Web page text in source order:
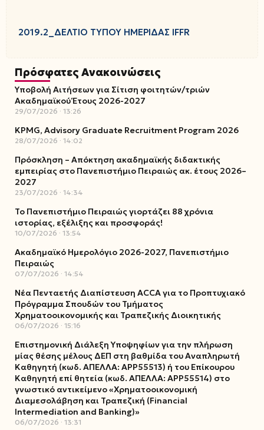
2019.2_ΔΕΛΤΙΟ ΤΥΠΟΥ ΗΜΕΡΙΔΑΣ IFFR
Πρόσφατες Ανακοινώσεις
Υποβολή Αιτήσεων για Σίτιση φοιτητών/τριών
Ακαδημαϊκού Έτους 2026-2027
29/07/2026 13:26
KPMG, Advisory Graduate Recruitment Program 2026
28/07/2026 14:02
Πρόσκληση – Απόκτηση ακαδημαϊκής διδακτικής
εμπειρίας στο Πανεπιστήμιο Πειραιώς ακ. έτους 2026–
2027
23/07/2026 14:34
Το Πανεπιστήμιο Πειραιώς γιορτάζει 88 χρόνια
ιστορίας, εξέλιξης και προσφοράς!
10/07/2026 13:54
Ακαδημαϊκό Ημερολόγιο 2026-2027, Πανεπιστήμιο
Πειραιώς
07/07/2026 14:54
Νέα Πενταετής Διαπίστευση ACCA για το Προπτυχιακό
Πρόγραμμα Σπουδών του Τμήματος
Χρηματοοικονομικής και Τραπεζικής Διοικητικής
06/07/2026 15:16
Επιστημονική Διάλεξη Υποψηφίων για την πλήρωση
μίας θέσης μέλους ΔΕΠ στη βαθμίδα του Αναπληρωτή
Καθηγητή (κωδ. ΑΠΕΛΛΑ: ΑΡΡ55513) ή του Επίκουρου
Καθηγητή επί θητεία (κωδ. ΑΠΕΛΛΑ: ΑΡΡ55514) στο
γνωστικό αντικείμενο «Χρηματοοικονομική
Διαμεσολάβηση και Τραπεζική (Financial
Intermediation and Banking)»
06/07/2026 13:31